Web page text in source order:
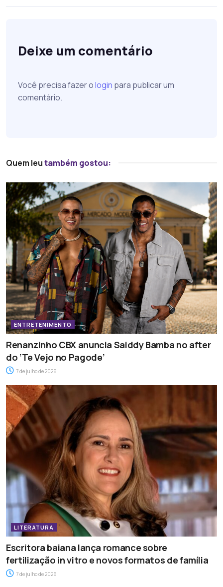
Deixe um comentário
Você precisa fazer ologin para publicar um
comentário.
Quem leutambém gostou:
ENTRETENIMENTO
Renanzinho CBX anuncia Saiddy Bamba no after
do ‘Te Vejo no Pagode’
7 de julho de 2026
LITERATURA
Escritora baiana lança romance sobre
fertilização in vitro e novos formatos de família
7 de julho de 2026